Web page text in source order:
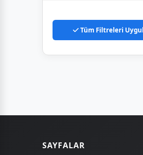
Tüm Filtreleri
SAYFALAR